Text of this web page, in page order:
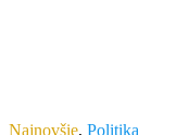
Najnovšie, Politika